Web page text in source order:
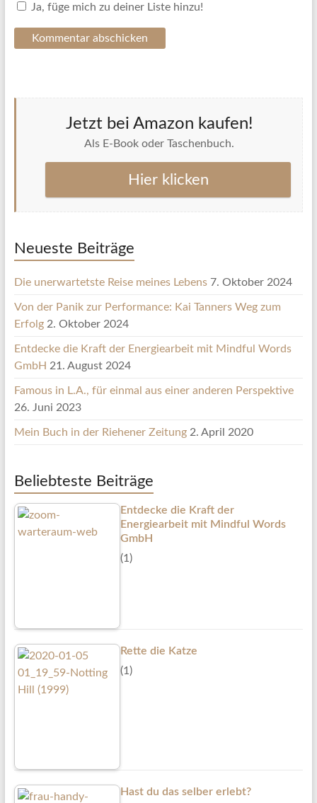
Ja, füge mich zu deiner Liste hinzu!
Jetzt bei Amazon kaufen!
Als E-Book oder Taschenbuch.
Hier klicken
Neueste Beiträge
Die unerwartetste Reise meines Lebens 7. Oktober 2024
Von der Panik zur Performance: Kai Tanners Weg zum
Erfolg 2. Oktober 2024
Entdecke die Kraft der Energiearbeit mit Mindful Words
GmbH 21. August 2024
Famous in L.A., für einmal aus einer anderen Perspektive
26. Juni 2023
Mein Buch in der Riehener Zeitung 2. April 2020
Beliebteste Beiträge
Entdecke die Kraft der
Energiearbeit mit Mindful Words
GmbH
(1)
Rette die Katze
(1)
Hast du das selber erlebt?